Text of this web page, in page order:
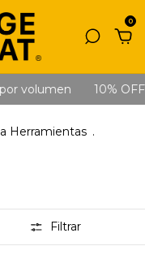
0
volumen 10%
Herramientas .
Filtrar